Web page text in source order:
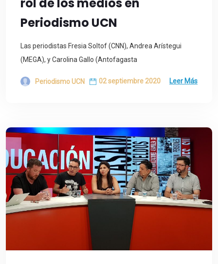
Periodismo UCN
Las periodistas Fresia Soltof (CNN), Andrea Arístegui
(MEGA), y Carolina Gallo (Antofagasta
Periodismo UCN 02 septiembre 2020 Leer Más